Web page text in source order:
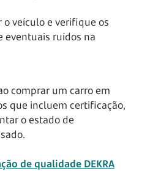
o veículo e verifique os
eventuais ruídos na
comprar um carro em
que incluem certificação,
o estado de
de qualidade DEKRA